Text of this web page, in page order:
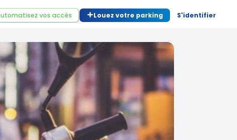
vos accès Louez votre parking S'identifier